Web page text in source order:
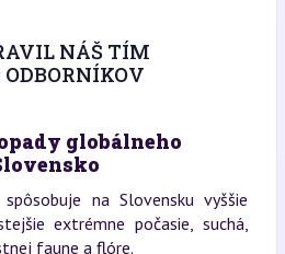
NÁŠ TÍM
ODBORNÍKOV
globálneho
na Slovensku vyššie
extrémne počasie, suchá,
faune a flóre.